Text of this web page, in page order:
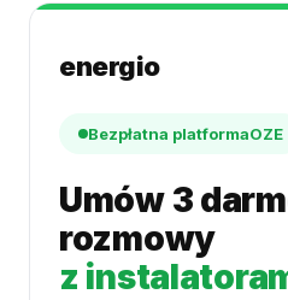
energio
Bezpłatna platformaOZE
Umów 3
rozmowy
z